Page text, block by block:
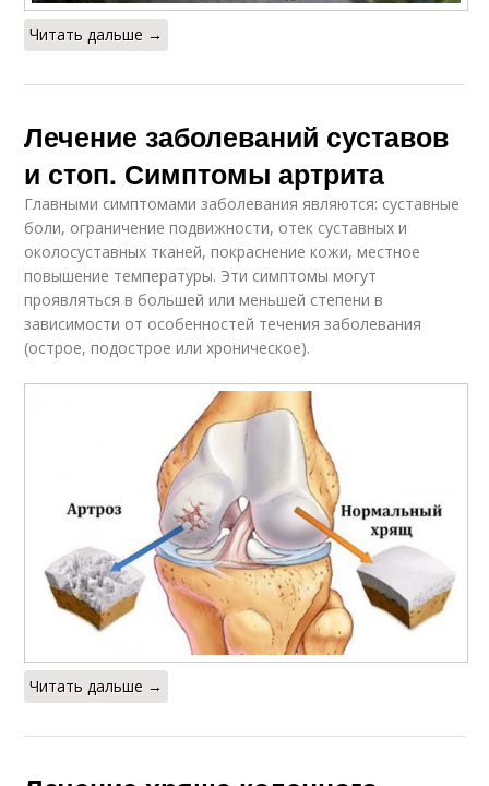
Читать дальше →
Лечение заболеваний суставов
и стоп. Симптомы артрита
Главными симптомами заболевания являются: суставные
боли, ограничение подвижности, отек суставных и
околосуставных тканей, покраснение кожи, местное
повышение температуры. Эти симптомы могут
проявляться в большей или меньшей степени в
зависимости от особенностей течения заболевания
(острое, подострое или хроническое).
Читать дальше →